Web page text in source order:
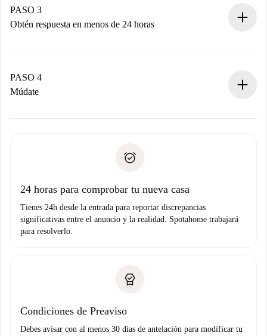
propietario acepte.
PASO 3
Obtén respuesta en menos de 24 horas
contacto con el propietario.
Si es rechazada: No te haremos ningún cargo y te
Prueba de solvencia
PASO 4
Múdate
no nos comunicas ningún problema.
24 horas para comprobar tu nueva casa
Tienes 24h desde la entrada para reportar discrepancias
significativas entre el anuncio y la realidad. Spotahome trabajará
para resolverlo.
Condiciones de Preaviso
Debes avisar con al menos 30 días de antelación para modificar tu